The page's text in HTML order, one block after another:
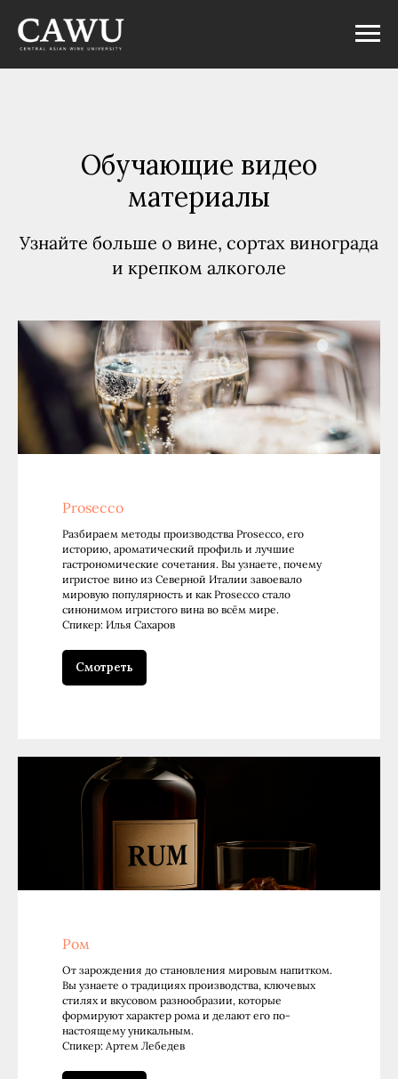
Обучающие видео
материалы
Узнайте больше о вине, сортах винограда
и крепком алкоголе
Prosecco
Разбираем методы производства Prosecco, его
историю, ароматический профиль и лучшие
гастрономические сочетания. Вы узнаете, почему
игристое вино из Северной Италии завоевало
мировую популярность и как Prosecco стало
синонимом игристого вина во всём мире.
Спикер: Илья Сахаров
Смотреть
Ром
От зарождения до становления мировым напитком.
Вы узнаете о традициях производства, ключевых
стилях и вкусовом разнообразии, которые
формируют характер рома и делают его по-
настоящему уникальным.
Спикер: Артем Лебедев